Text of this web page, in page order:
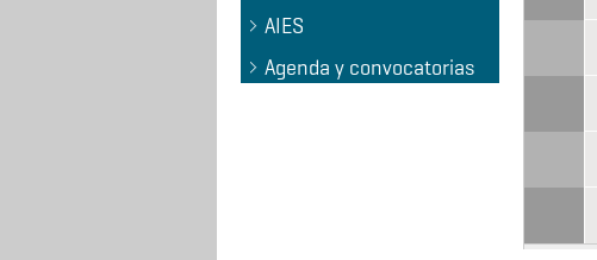
AIES
Agenda y convocatorias